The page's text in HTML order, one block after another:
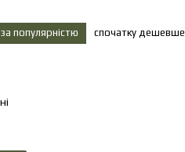
за популярністю спочатку дешевше